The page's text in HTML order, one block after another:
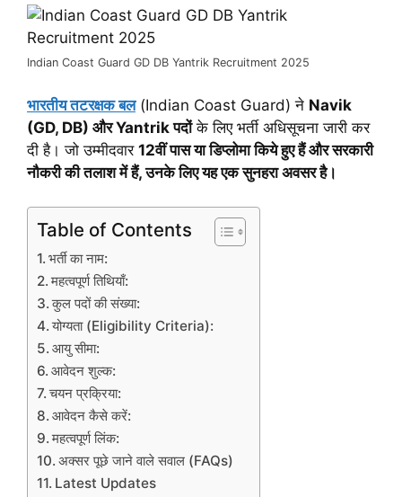
Indian Coast Guard GD DB Yantrik Recruitment 2025
भारतीय तटरक्षक बल(Indian Coast Guard) ने Navik
(GD, DB) और Yantrik पदोंके लिए भर्ती अधिसूचना जारी कर
दी है। जो उम्मीदवार 12वीं पास याडिप्लोमा किये हुए हैं औरसरकारी
नौकरी की तलाश में हैं, उनके लिए यह एक सुनहरा अवसर है।
Table of Contents
भर्ती का नाम:
महत्वपूर्ण तिथियाँ:
कुल पदों की संख्या:
योग्यता (Eligibility Criteria):
आयु सीमा:
आवेदन शुल्क:
चयन प्रक्रिया:
आवेदन कैसे करें:
महत्वपूर्ण लिंक:
अक्सर पूछे जाने वाले सवाल (FAQs)
Latest Updates